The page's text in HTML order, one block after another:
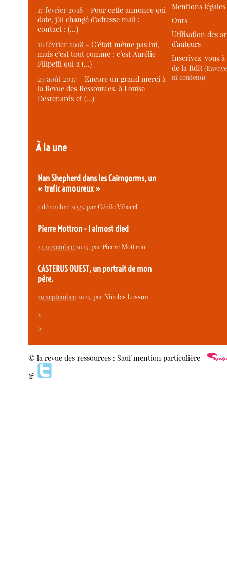
17 février 2018 –Pour cette annonce qui
date, j’ai changé d’adresse mail :
contact : (…)
16 février 2018 –C’était même pas lui,
mais c’est tout comme : c’est Aurélie
Filipetti qui a (…)
29 août 2017 –Encore un grand merci à
la Revue des Ressources, à Louise
Desrenards et (…)
À la une
Nan Shepherd dans les Cairngorms, un
« trafic amoureux »
7 décembre 2025, parCécile Vibarel
Pierre Mottron - I almost died
23 novembre 2025, parPierre Mottron
CASTERUS OUEST, un portrait de mon
père.
29 septembre 2025, parNicolas Losson
<
>
Mentions légales
Ours
Utilisation des
d’auteurs
Inscrivez-vous
de la RdR
ni contenu)
© la revue des ressources : Sauf mention particulière |
&